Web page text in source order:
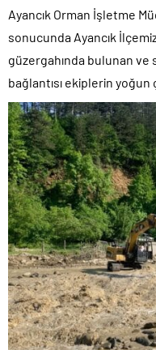
Ayancık Orman İşletme
sonucunda Ayancık
güzergahında bulunan ve
bağlantısı ekiplerin yoğun